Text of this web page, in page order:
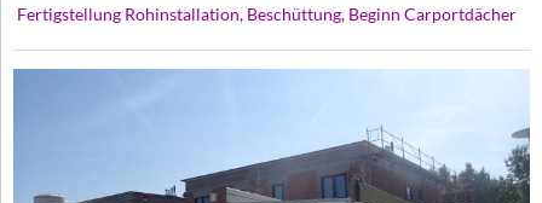
Fertigstellung Rohinstallation, Beschüttung, Beginn Carportdächer